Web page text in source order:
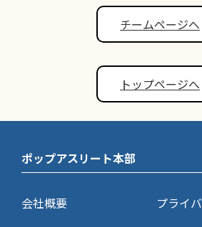
チームページへ
トップページへ
ポップアスリート本部
会社概要
プライ